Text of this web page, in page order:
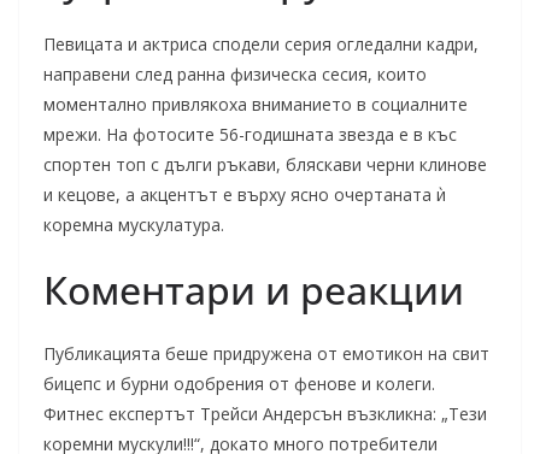
Певицата и актриса сподели серия огледални кадри,
направени след ранна физическа сесия, които
моментално привлякоха вниманието в социалните
мрежи. На фотосите 56-годишната звезда е в къс
спортен топ с дълги ръкави, бляскави черни клинове
и кецове, а акцентът е върху ясно очертаната ѝ
коремна мускулатура.
Коментари и реакции
Публикацията беше придружена от емотикон на свит
бицепс и бурни одобрения от фенове и колеги.
Фитнес експертът Трейси Андерсън възкликна: „Тези
коремни мускули!!!“, докато много потребители